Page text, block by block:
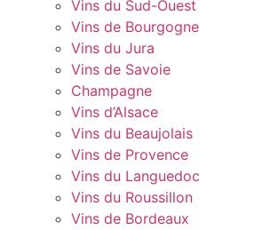
Vins du Sud-Ouest
Vins de Bourgogne
Vins du Jura
Vins de Savoie
Champagne
Vins d’Alsace
Vins du Beaujolais
Vins de Provence
Vins du Languedoc
Vins du Roussillon
Vins de Bordeaux